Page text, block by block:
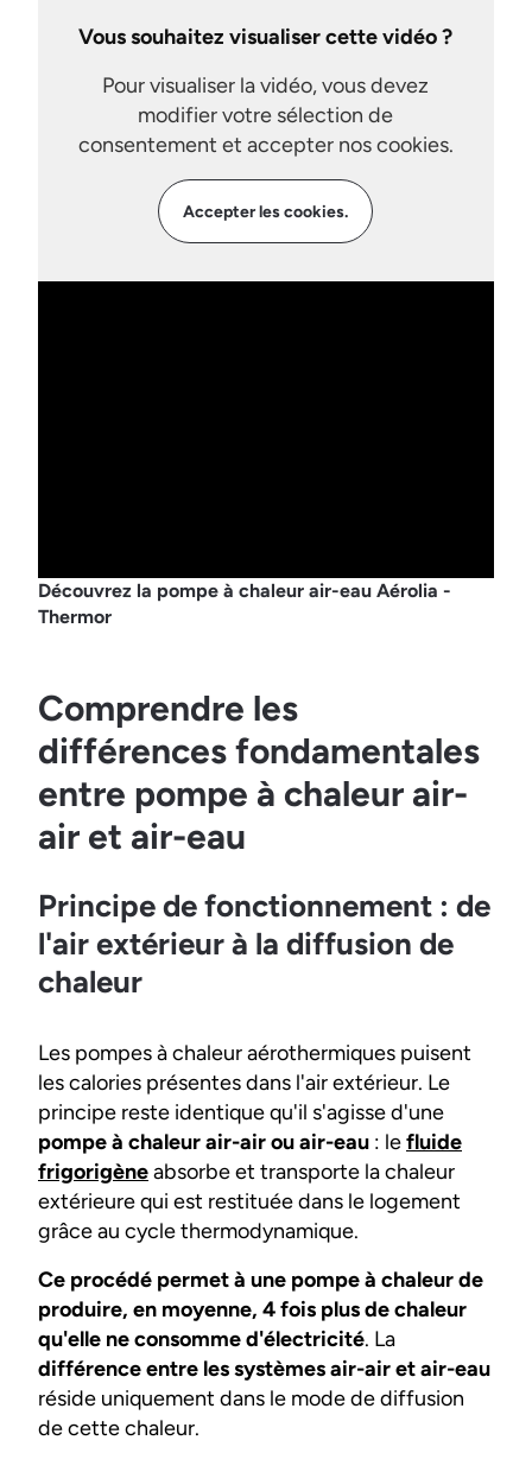
Vous souhaitez visualiser cette vidéo ?
Pour visualiser la vidéo, vous devez
modifier votre sélection de
consentement et accepter nos cookies.
Accepter les cookies.
Découvrez la pompe à chaleur air-eau Aérolia -
Thermor
Comprendre les
différences fondamentales
entre pompe à chaleur air-
air et air-eau
Principe de fonctionnement : de
l'air extérieur à la diffusion de
chaleur
Les pompes à chaleur aérothermiques puisent
les calories présentes dans l'air extérieur. Le
principe reste identique qu'il s'agisse d'une
pompe à chaleur air-air ou air-eau : lefluide
frigorigèneabsorbe et transporte la chaleur
extérieure qui est restituée dans le logement
grâce au cycle thermodynamique.
Ce procédé permet à une pompe à chaleur de
produire, en moyenne, 4 fois plus de chaleur
qu'elle ne consomme d'électricité. La
différence entre les systèmes air-air et air-eau
réside uniquement dans le mode de diffusion
de cette chaleur.